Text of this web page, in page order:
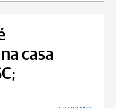
casa